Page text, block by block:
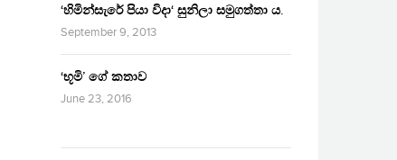
‘හිමින්සැරේ පියා විදා‘ සුනිලා සමුගත්තා ය.
September 9, 2013
‘භූමි’ ගේ කතාව
June 23, 2016